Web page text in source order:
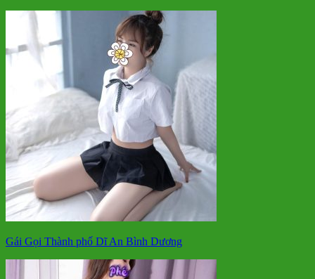
Gái Gọi Thành phố Dĩ An Bình Dương